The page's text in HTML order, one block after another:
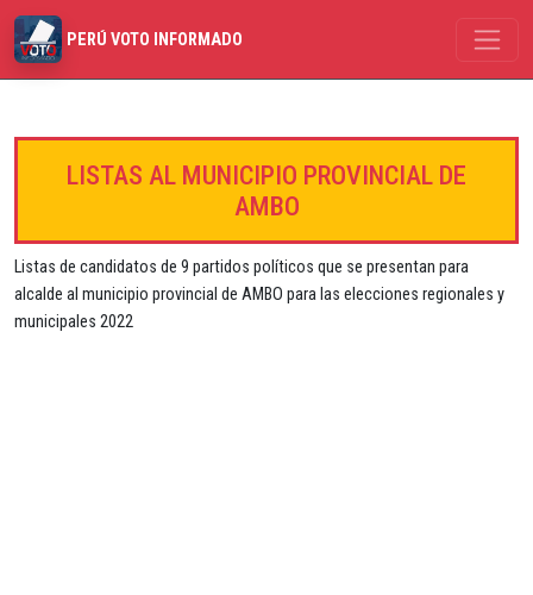
PERÚ VOTO INFORMADO
LISTAS AL MUNICIPIO PROVINCIAL DE
AMBO
Listas de candidatos de 9 partidos políticos que se presentan para
alcalde al municipio provincial de AMBO para las elecciones regionales y
municipales 2022